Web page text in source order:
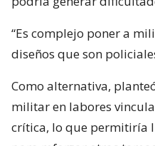
“Es complejo poner a
diseños que son
Como alternativa,
militar en labores
crítica, lo que permitiría